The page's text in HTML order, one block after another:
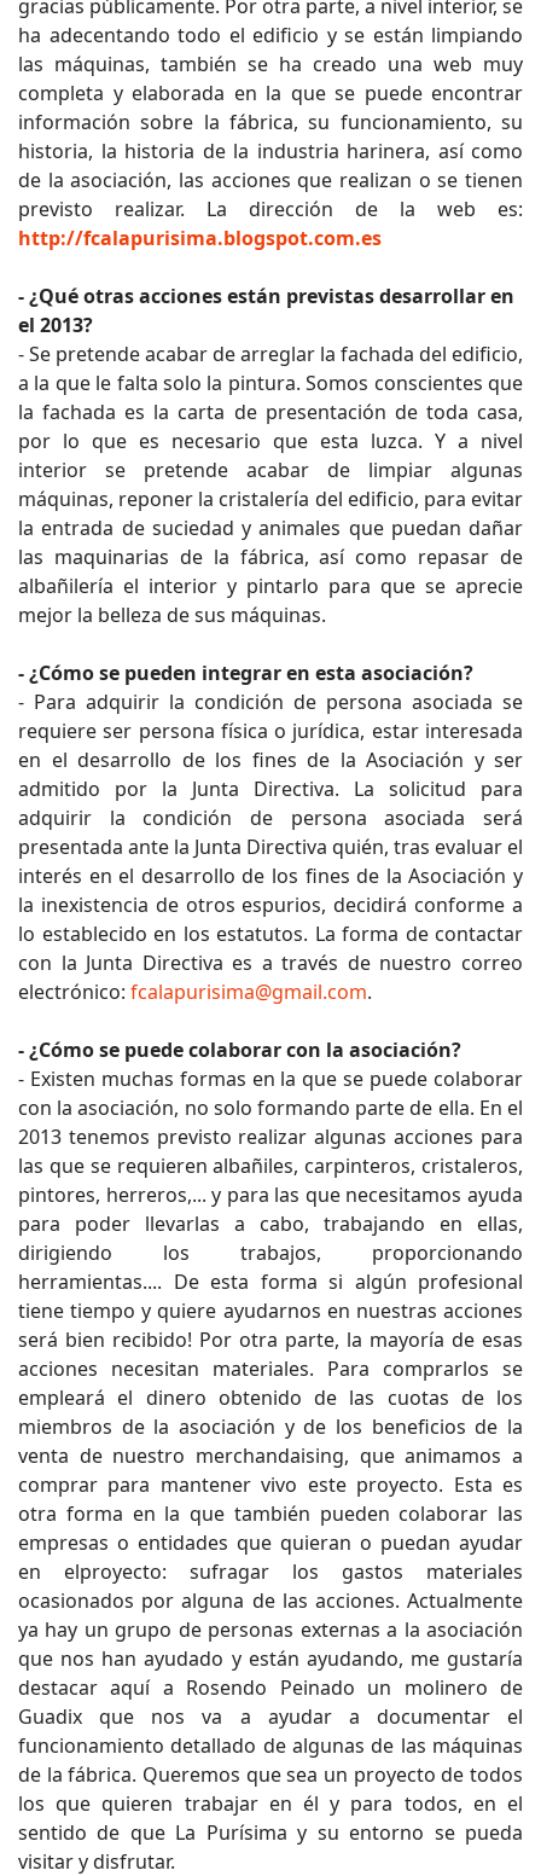
gracias públicamente. Por otra parte, a nivel interior, se
ha adecentando todo el edificio y se están limpiando
las máquinas, también se ha creado una web muy
completa y elaborada en la que se puede encontrar
información sobre la fábrica, su funcionamiento, su
historia, la historia de la industria harinera, así como
de la asociación, las acciones que realizan o se tienen
previsto realizar. La dirección de la web es:
http://fcalapurisima.blogspot.com.es
- ¿Qué otras acciones están previstas desarrollar en
el 2013?
- Se pretende acabar de arreglar la fachada del edificio,
a la que le falta solo la pintura. Somos conscientes que
la fachada es la carta de presentación de toda casa,
por lo que es necesario que esta luzca. Y a nivel
interior se pretende acabar de limpiar algunas
máquinas, reponer la cristalería del edificio, para evitar
la entrada de suciedad y animales que puedan dañar
las maquinarias de la fábrica, así como repasar de
albañilería el interior y pintarlo para que se aprecie
mejor la belleza de sus máquinas.
- ¿Cómo se pueden integrar en esta asociación?
- Para adquirir la condición de persona asociada se
requiere ser persona física o jurídica, estar interesada
en el desarrollo de los fines de la Asociación y ser
admitido por la Junta Directiva. La solicitud para
adquirir la condición de persona asociada será
presentada ante la Junta Directiva quién, tras evaluar el
interés en el desarrollo de los fines de la Asociación y
la inexistencia de otros espurios, decidirá conforme a
lo establecido en los estatutos. La forma de contactar
con la Junta Directiva es a través de nuestro correo
electrónico: fcalapurisima@gmail.com.
- ¿Cómo se puede colaborar con la asociación?
- Existen muchas formas en la que se puede colaborar
con la asociación, no solo formando parte de ella. En el
2013 tenemos previsto realizar algunas acciones para
las que se requieren albañiles, carpinteros, cristaleros,
pintores, herreros,... y para las que necesitamos ayuda
para poder llevarlas a cabo, trabajando en ellas,
dirigiendo los trabajos, proporcionando
herramientas.... De esta forma si algún profesional
tiene tiempo y quiere ayudarnos en nuestras acciones
será bien recibido! Por otra parte, la mayoría de esas
acciones necesitan materiales. Para comprarlos se
empleará el dinero obtenido de las cuotas de los
miembros de la asociación y de los beneficios de la
venta de nuestro merchandaising, que animamos a
comprar para mantener vivo este proyecto. Esta es
otra forma en la que también pueden colaborar las
empresas o entidades que quieran o puedan ayudar
en elproyecto: sufragar los gastos materiales
ocasionados por alguna de las acciones. Actualmente
ya hay un grupo de personas externas a la asociación
que nos han ayudado y están ayudando, me gustaría
destacar aquí a Rosendo Peinado un molinero de
Guadix que nos va a ayudar a documentar el
funcionamiento detallado de algunas de las máquinas
de la fábrica. Queremos que sea un proyecto de todos
los que quieren trabajar en él y para todos, en el
sentido de que La Purísima y su entorno se pueda
visitar y disfrutar.